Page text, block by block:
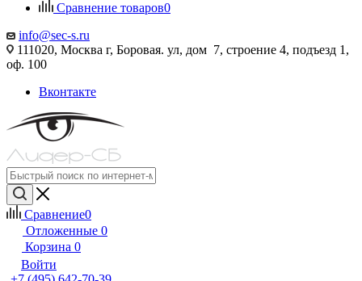
Сравнение товаров0
info@sec-s.ru
111020, Москва г, Боровая. ул, дом 7, строение 4, подъезд 1,
оф. 100
Вконтакте
Сравнение0
Отложенные 0
Корзина 0
Войти